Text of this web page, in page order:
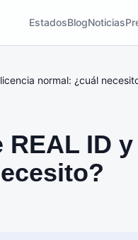
EstadosBlogNoticias
normal: ¿cuál
REAL ID